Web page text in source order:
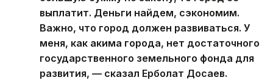
выплатит. Деньги найдем, сэкономим.
Важно, что город должен развиваться. У
меня, как акима города, нет достаточного
государственного земельного фонда для
развития, — сказал Ерболат Досаев.